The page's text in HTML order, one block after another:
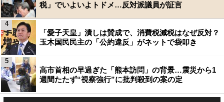
税」でいよいよトドメ…反対派議員が証言
「愛子天皇」潰しは賛成で、消費税減税はなぜ反対？
玉木国民民主の「公約違反」がネットで袋叩き
4
高市首相の早過ぎた「熊本訪問」の背景…震災から1
週間たたず“視察強行”に批判殺到の案の定
5